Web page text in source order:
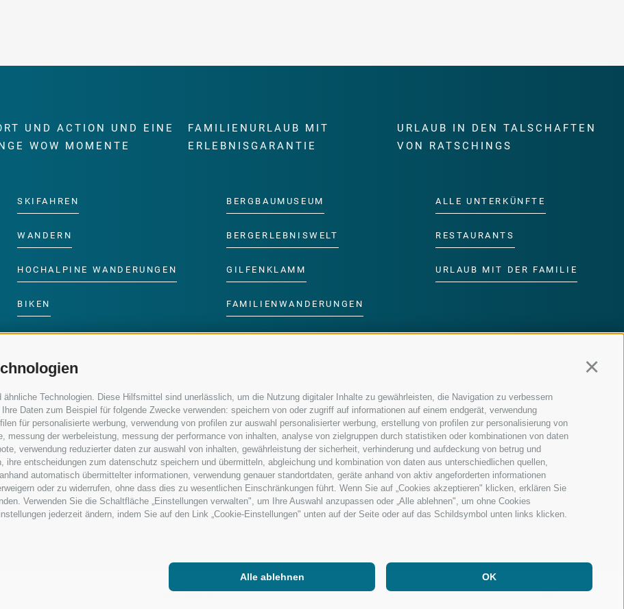
ähnliche Technologien. Diese Hilfsmittel sind unerlässlich, um die Nutzung digitaler Inhalte zu gewährleisten, die Navigation zu verbessern
Daten zum Beispiel für folgende Zwecke verwenden: speichern von oder zugriff auf informationen auf einem endgerät, verwendung
für personalisierte werbung, verwendung von profilen zur auswahl personalisierter werbung, erstellung von profilen zur personalisierung von
messung der werbeleistung, messung der performance von inhalten, analyse von zielgruppen durch statistiken oder kombinationen von daten
verwendung reduzierter daten zur auswahl von inhalten, gewährleistung der sicherheit, verhinderung und aufdeckung von betrug und
entscheidungen zum datenschutz speichern und übermitteln, abgleichung und kombination von daten aus unterschiedlichen quellen,
automatisch übermittelter informationen, verwendung genauer standortdaten, geräte anhand von aktiv angeforderten informationen
oder zu widerrufen, ohne dass dies zu wesentlichen Einschränkungen führt. Wenn Sie auf „Cookies akzeptieren" klicken, erklären Sie
Verwenden Sie die Schaltfläche „Einstellungen verwalten", um Ihre Auswahl anzupassen oder „Alle ablehnen", um ohne Cookies
jederzeit ändern, indem Sie auf den Link „Cookie-Einstellungen" unten auf der Seite oder auf das Schildsymbol unten links klicken.
OK
Alle ablehnen
UND ACTION UND EINE
WOW MOMENTE
SKIFAHREN
WANDERN
HOCHALPINE WANDERUNGEN
BIKEN
WASSER ERLEBEN
FAMILIENURLAUB MIT
ERLEBNISGARANTIE
BERGBAUMUSEUM
BERGERLEBNISWELT
GILFENKLAMM
FAMILIENWANDERUNGEN
URLAUB IN DEN TALSCHAFTEN
VON RATSCHINGS
ALLE UNTERKÜNFTE
RESTAURANTS
URLAUB MIT DER FAMILIE